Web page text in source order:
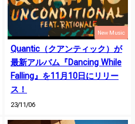
New Music
Quantic（クアンティック）が
最新アルバム『Dancing While
Falling』を11月10日にリリー
ス！
23/11/06